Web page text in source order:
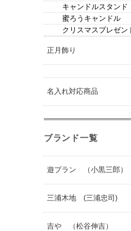
キャンドルスタンド
蜜ろうキャンドル
クリスマスプレゼン
正月飾り
名入れ対応商品
ブランド一覧
遊プラン （小黒三郎）
三浦木地 (三浦忠司)
吉や （松谷伸吉）